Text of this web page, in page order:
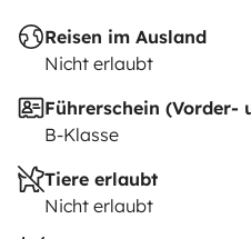
Reisen im Ausland
Nicht erlaubt
Führerschein (Vorder-
B-Klasse
Tiere erlaubt
Nicht erlaubt